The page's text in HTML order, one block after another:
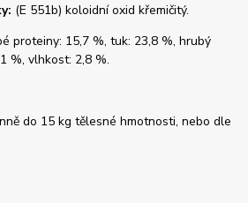
(E 551b) koloidní oxid křemičitý.
proteiny: 15,7 %, tuk: 23,8 %, hrubý
%, vlhkost: 2,8 %.
do 15 kg tělesné hmotnosti, nebo dle